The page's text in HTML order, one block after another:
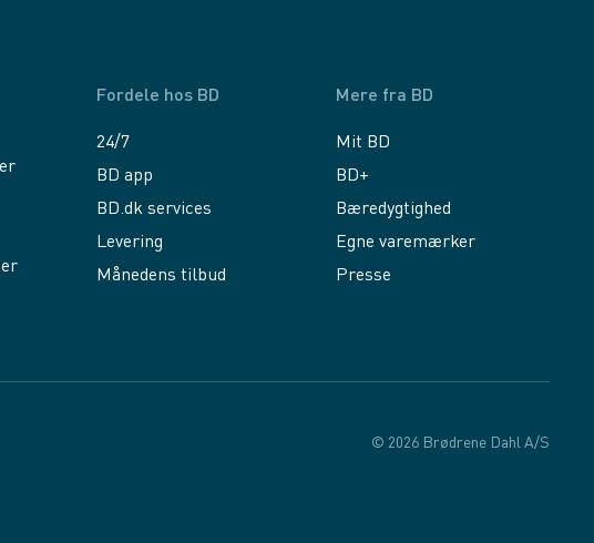
Fordele hos BD
24/7
BD app
BD.dk services
Levering
Månedens tilbud
Mere fra BD
Mit BD
BD+
Bæredygtighed
Egne varemærker
Presse
© 2026 Brødrene Dahl A/S